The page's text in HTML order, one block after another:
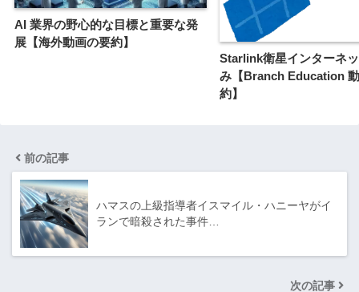
AI 業界の野心的な目標と重要な発
展【海外動画の要約】
Starlink衛星インターネ
み【Branch Education
約】
前の記事
ハマスの上級指導者イスマイル・ハニーヤがイ
ランで暗殺された事件…
次の記事